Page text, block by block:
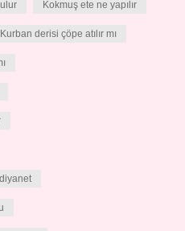
Kokmuş ete ne yapılır
Kurban derisi çöpe atılır mı